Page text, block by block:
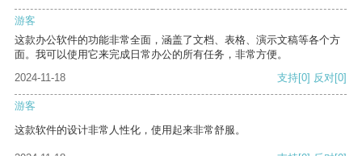
游客
这款办公软件的功能非常全面，涵盖了文档、表格、演示文稿等各个方
面。我可以使用它来完成日常办公的所有任务，非常方便。
2024-11-18
支持[0] 反对[0]
游客
这款软件的设计非常人性化，使用起来非常舒服。